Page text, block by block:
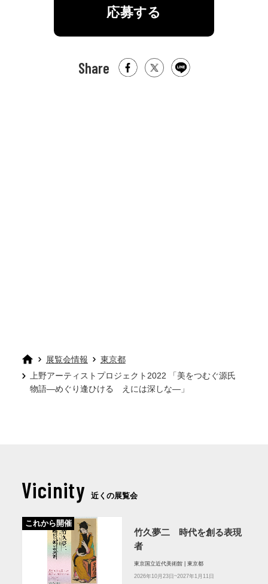
応募する
Share
展覧会情報
東京都
上野アーティストプロジェクト2022 「美をつむぐ源氏
物語―めぐり逢ひける えには深しな―」
Vicinity 近くの展覧会
これから開催
竹久夢二 時代を創る表現
者
東京国立近代美術館 | 東京都
2026年10月23日~2027年1月11日